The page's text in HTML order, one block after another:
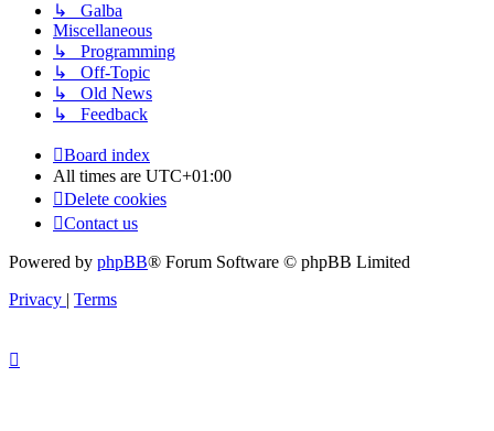
↳ Galba
Miscellaneous
↳ Programming
↳ Off-Topic
↳ Old News
↳ Feedback
Board index
All times are UTC+01:00
Delete cookies
Contact us
Powered by phpBB® Forum Software © phpBB Limited
Privacy | Terms